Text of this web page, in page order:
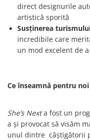
direct designurile
artistică sporită
Susținerea
incredibile care
un mod excelent de
Ce înseamnă pentru
She’s Nexta fost un
a și provocat să visăm
unul dintre câștigătorii